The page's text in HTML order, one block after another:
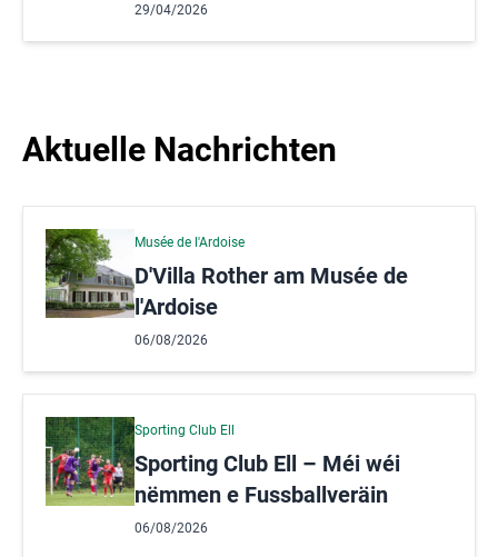
29/04/2026
Aktuelle Nachrichten
Musée de l'Ardoise
D'Villa Rother am Musée de
l'Ardoise
06/08/2026
Sporting Club Ell
Sporting Club Ell – Méi wéi
nëmmen e Fussballveräin
06/08/2026